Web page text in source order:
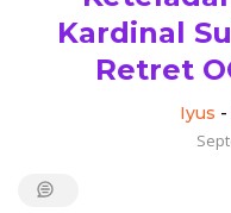
Kardinal
Retret
Iyus -